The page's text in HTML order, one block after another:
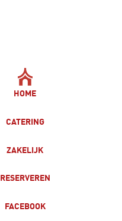
HOME
CATERING
ZAKELIJK
RESERVEREN
FACEBOOK